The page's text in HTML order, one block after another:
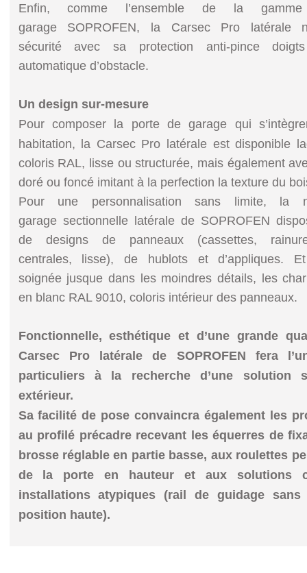
Enfin, comme l’ensemble de la
garage SOPROFEN, la Carsec Pro latérale
sécurité avec sa protection anti-pince
automatique d’obstacle.
Un design sur-mesure
Pour composer la porte de garage qui
habitation, la Carsec Pro latérale est disponible
coloris RAL, lisse ou structurée, mais également
doré ou foncé imitant à la perfection la texture du
Pour une personnalisation sans limite, la
garage sectionnelle latérale de SOPROFEN
de designs de panneaux (cassettes,
centrales, lisse), de hublots et d’appliques.
soignée jusque dans les moindres détails, les
en blanc RAL 9010, coloris intérieur des panneaux.
Fonctionnelle, esthétique et d’une grande
Carsec Pro latérale de SOPROFEN fera
particuliers à la recherche d’une solution
extérieur.
Sa facilité de pose convaincra également les
au profilé précadre recevant les équerres de
brosse réglable en partie basse, aux roulettes
de la porte en hauteur et aux solutions
installations atypiques (railde guidage
position haute).